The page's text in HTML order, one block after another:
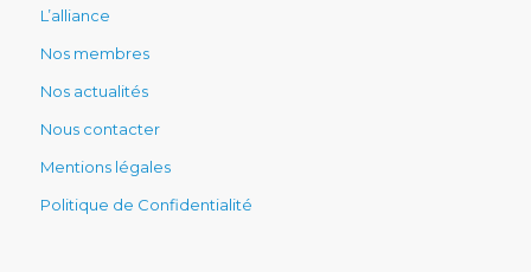
L’alliance
Nos membres
Nos actualités
Nous contacter
Mentions légales
Politique de Confidentialité